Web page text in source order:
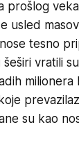
prošlog
usled
tesno
šeširi vratili
su kao